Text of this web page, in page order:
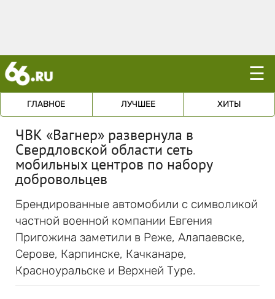
☰
ГЛАВНОЕ ЛУЧШЕЕ ХИТЫ
ЧВК «Вагнер» развернула в
Свердловской области сеть
мобильных центров по набору
добровольцев
Брендированные автомобили с символикой
частной военной компании Евгения
Пригожина заметили в Реже, Алапаевске,
Серове, Карпинске, Качканаре,
Красноуральске и Верхней Туре.